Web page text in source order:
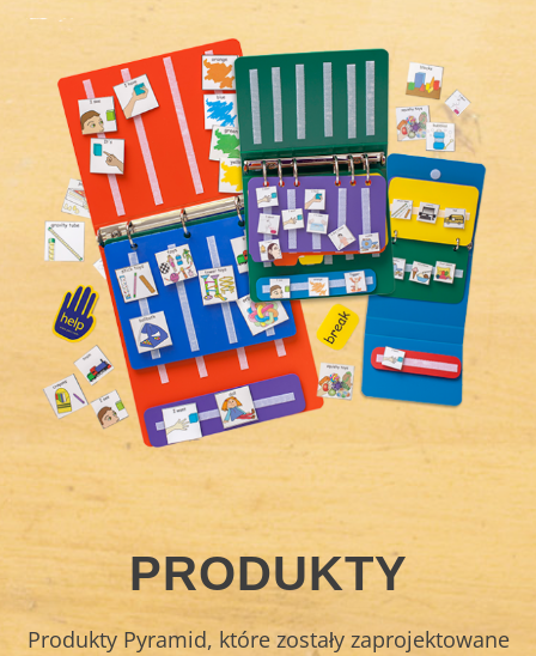
PRODUKTY
Produkty Pyramid, które zostały zaprojektowane